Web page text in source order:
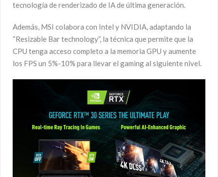
tecnología de renderizado de IA de última generación.
Además, MSI colabora con Intel y NVIDIA, adaptando la
“Resizable Bar technology”, la técnica que permite que la
CPU tenga acceso completo a la memoria GPU y aumente
los FPS un 5%-10% para llevar el gaming al siguiente nivel.